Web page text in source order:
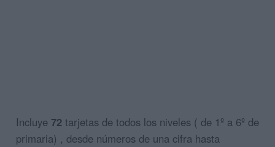
Incluye 72 tarjetas de todos los niveles ( de 1º a 6º de
primaria) , desde números de una cifra hasta